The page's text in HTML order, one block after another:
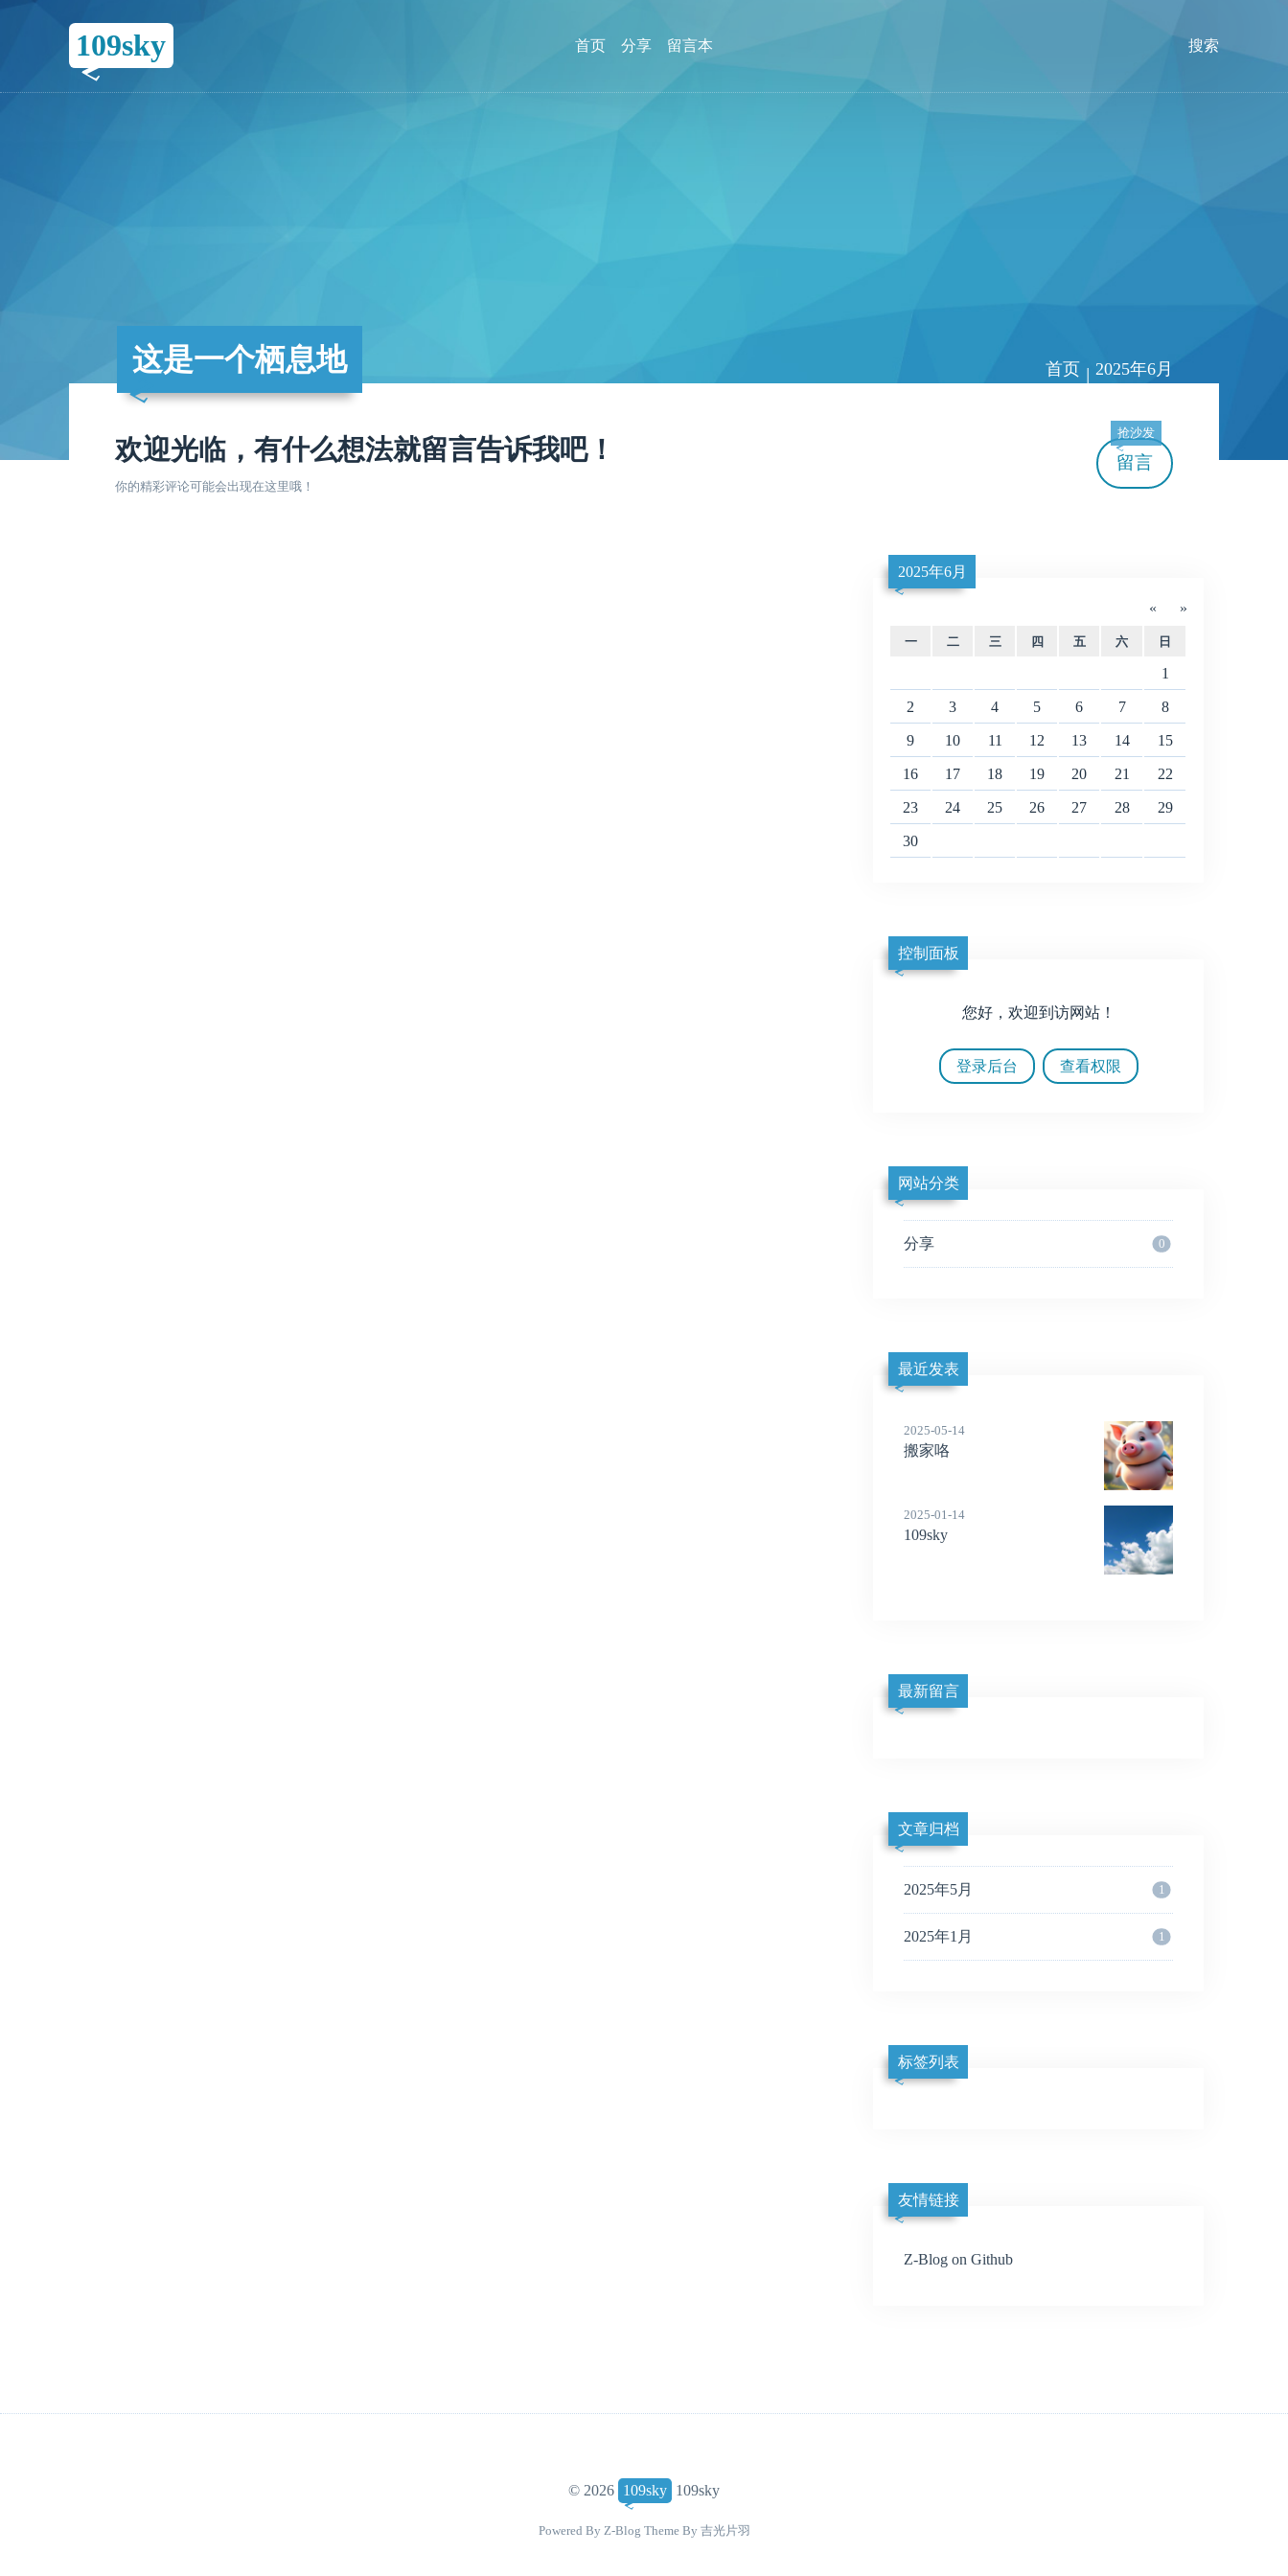
109sky 首页 分享 留言本 搜索
这是一个栖息地 首页 | 2025年6月
欢迎光临，有什么想法就留言告诉我吧！
你的精彩评论可能会出现在这里哦！
留言
抢沙发
«
2025年6月
»
一 二 三 四 五 六 日
1
2 3 4 5 6 7 8
9 10 11 12 13 14 15
16 17 18 19 20 21 22
23 24 25 26 27 28 29
30
控制面板
您好，欢迎到访网站！
登录后台 查看权限
网站分类
分享 0
最近发表
2025-05-14
搬家咯
2025-01-14
109sky
最新留言
文章归档
2025年5月 1
2025年1月 1
标签列表
友情链接
Z-Blog on Github
© 2026 109sky 109sky
Powered By Z-Blog Theme By 吉光片羽